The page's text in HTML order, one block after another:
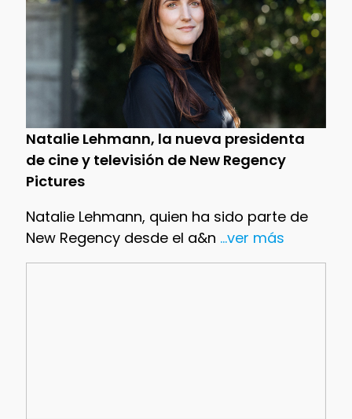
Natalie Lehmann, la nueva presidenta
de cine y televisión de New Regency
Pictures
Natalie Lehmann, quien ha sido parte de
New Regency desde el a&n ...ver más